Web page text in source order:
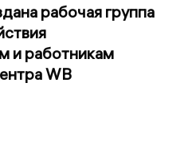
рабочая группа
и работникам
WB